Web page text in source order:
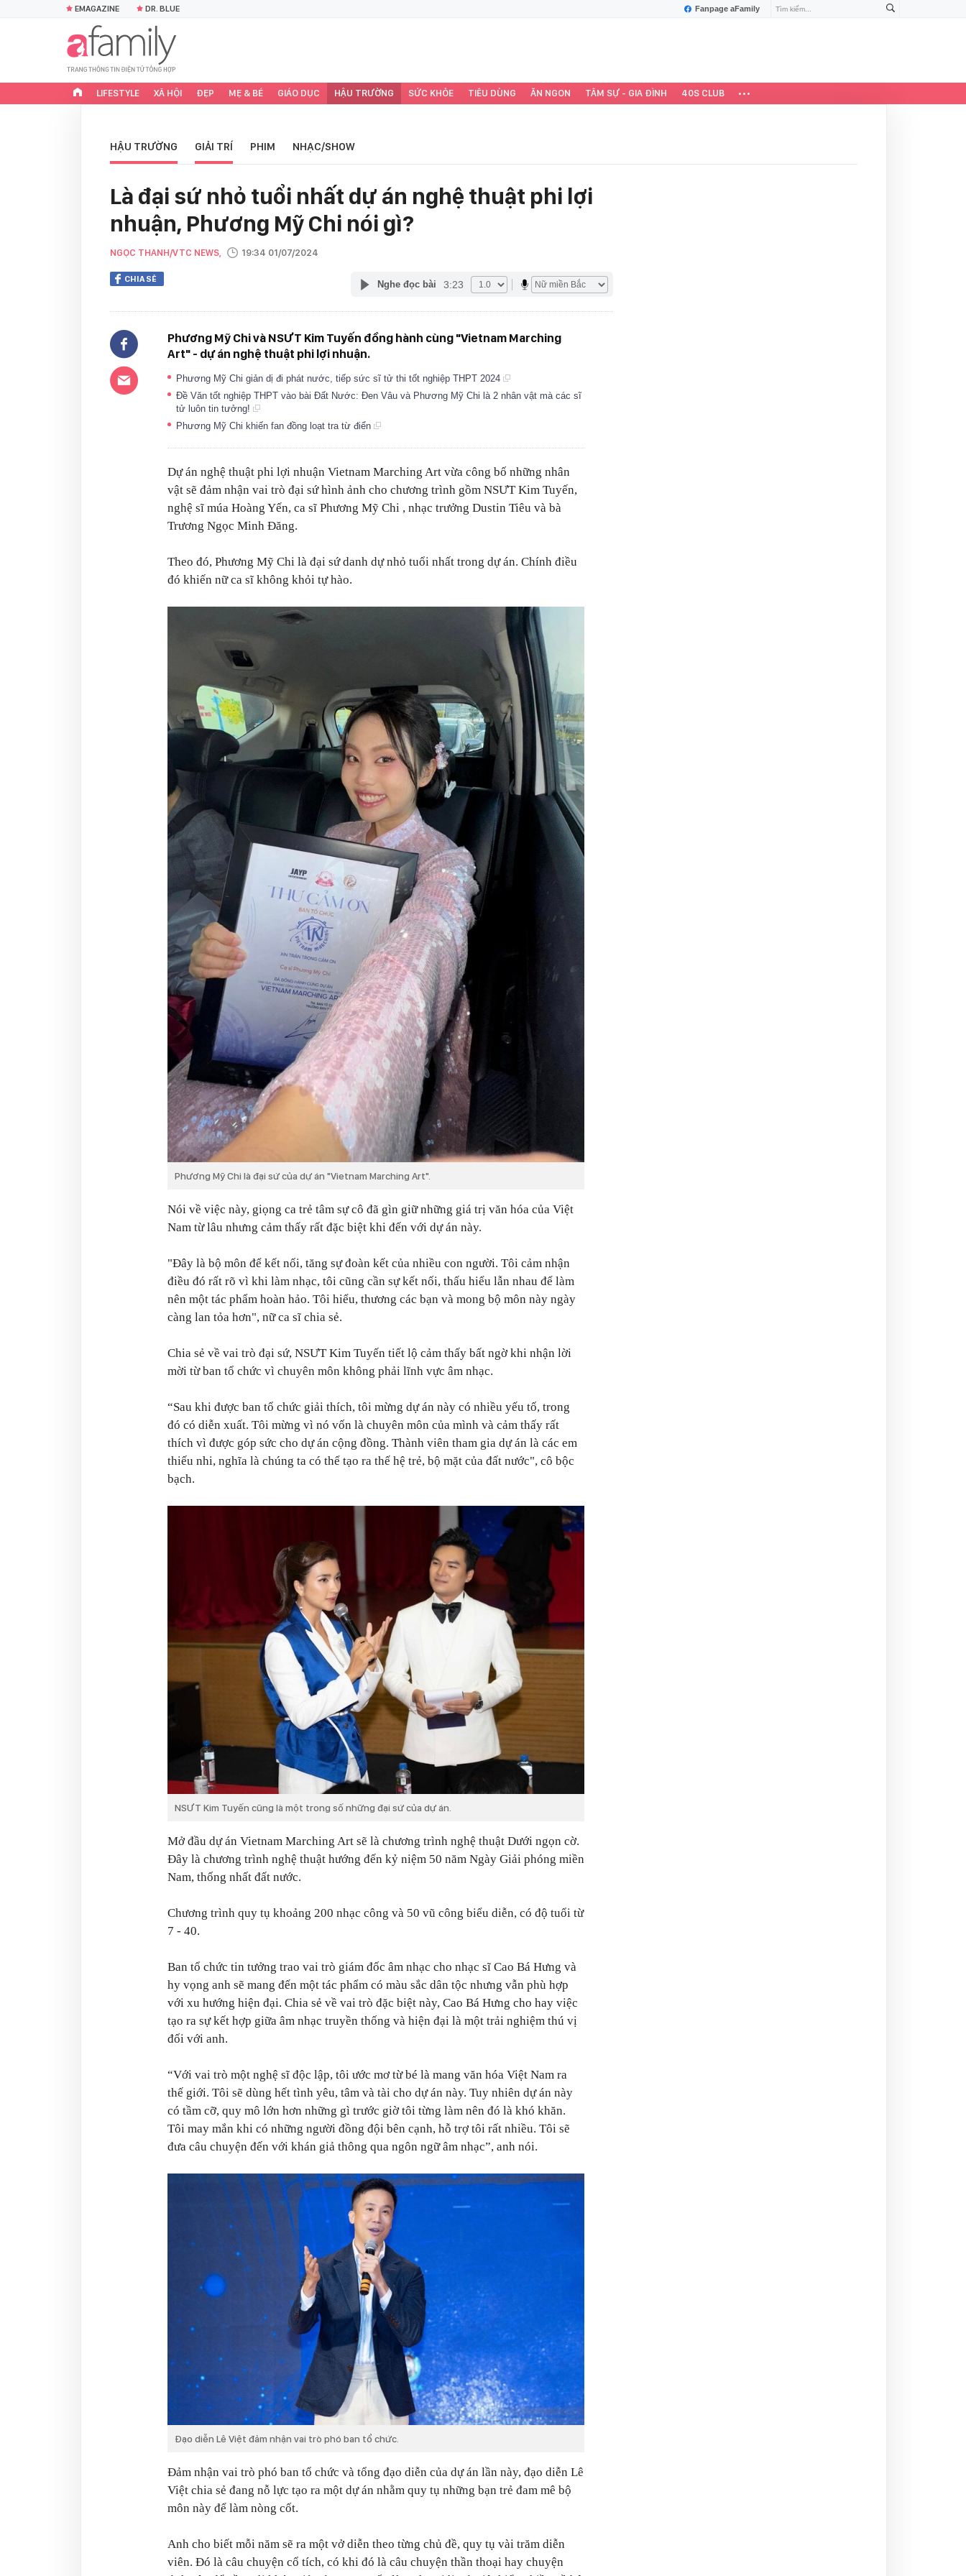
Fanpage aFamily
EMAGAZINE DR. BLUE
LIFESTYLE XÃ HỘI ĐẸP MẸ & BÉ GIÁO DỤC HẬU TRƯỜNG SỨC KHỎE TIÊU DÙNG ĂN NGON TÂM SỰ - GIA ĐÌNH 40S CLUB
HẬU TRƯỜNG GIẢI TRÍ PHIM NHẠC/SHOW
Là đại sứ nhỏ tuổi nhất dự án nghệ thuật phi lợi
nhuận, Phương Mỹ Chi nói gì?
NGỌC THANH/VTC NEWS, 19:34 01/07/2024
CHIA SẺ Nghe đọc bài 3:23
Phương Mỹ Chi và NSƯT Kim Tuyến đồng hành cùng "Vietnam Marching
Art" - dự án nghệ thuật phi lợi nhuận.
Phương Mỹ Chi giản dị đi phát nước, tiếp sức sĩ tử thi tốt nghiệp THPT 2024
Đề Văn tốt nghiệp THPT vào bài Đất Nước: Đen Vâu và Phương Mỹ Chi là 2 nhân vật mà các sĩ
tử luôn tin tưởng!
Phương Mỹ Chi khiến fan đồng loạt tra từ điển
Dự án nghệ thuật phi lợi nhuận Vietnam Marching Art vừa công bố những nhân
vật sẽ đảm nhận vai trò đại sứ hình ảnh cho chương trình gồm NSƯT Kim Tuyến,
nghệ sĩ múa Hoàng Yến, ca sĩ Phương Mỹ Chi , nhạc trưởng Dustin Tiêu và bà
Trương Ngọc Minh Đăng.
Theo đó, Phương Mỹ Chi là đại sứ danh dự nhỏ tuổi nhất trong dự án. Chính điều
đó khiến nữ ca sĩ không khỏi tự hào.
Phương Mỹ Chi là đại sứ của dự án "Vietnam Marching Art".
Nói về việc này, giọng ca trẻ tâm sự cô đã gìn giữ những giá trị văn hóa của Việt
Nam từ lâu nhưng cảm thấy rất đặc biệt khi đến với dự án này.
"Đây là bộ môn để kết nối, tăng sự đoàn kết của nhiều con người. Tôi cảm nhận
điều đó rất rõ vì khi làm nhạc, tôi cũng cần sự kết nối, thấu hiểu lẫn nhau để làm
nên một tác phẩm hoàn hảo. Tôi hiểu, thương các bạn và mong bộ môn này ngày
càng lan tỏa hơn", nữ ca sĩ chia sẻ.
Chia sẻ về vai trò đại sứ, NSƯT Kim Tuyến tiết lộ cảm thấy bất ngờ khi nhận lời
mời từ ban tổ chức vì chuyên môn không phải lĩnh vực âm nhạc.
“Sau khi được ban tổ chức giải thích, tôi mừng dự án này có nhiều yếu tố, trong
đó có diễn xuất. Tôi mừng vì nó vốn là chuyên môn của mình và cảm thấy rất
thích vì được góp sức cho dự án cộng đồng. Thành viên tham gia dự án là các em
thiếu nhi, nghĩa là chúng ta có thể tạo ra thế hệ trẻ, bộ mặt của đất nước", cô bộc
bạch.
NSƯT Kim Tuyến cũng là một trong số những đại sứ của dự án.
Mở đầu dự án Vietnam Marching Art sẽ là chương trình nghệ thuật Dưới ngọn cờ.
Đây là chương trình nghệ thuật hướng đến kỷ niệm 50 năm Ngày Giải phóng miền
Nam, thống nhất đất nước.
Chương trình quy tụ khoảng 200 nhạc công và 50 vũ công biểu diễn, có độ tuổi từ
7 - 40.
Ban tổ chức tin tưởng trao vai trò giám đốc âm nhạc cho nhạc sĩ Cao Bá Hưng và
hy vọng anh sẽ mang đến một tác phẩm có màu sắc dân tộc nhưng vẫn phù hợp
với xu hướng hiện đại. Chia sẻ về vai trò đặc biệt này, Cao Bá Hưng cho hay việc
tạo ra sự kết hợp giữa âm nhạc truyền thống và hiện đại là một trải nghiệm thú vị
đối với anh.
“Với vai trò một nghệ sĩ độc lập, tôi ước mơ từ bé là mang văn hóa Việt Nam ra
thế giới. Tôi sẽ dùng hết tình yêu, tâm và tài cho dự án này. Tuy nhiên dự án này
có tầm cỡ, quy mô lớn hơn những gì trước giờ tôi từng làm nên đó là khó khăn.
Tôi may mắn khi có những người đồng đội bên cạnh, hỗ trợ tôi rất nhiều. Tôi sẽ
đưa câu chuyện đến với khán giả thông qua ngôn ngữ âm nhạc”, anh nói.
Đạo diễn Lê Việt đảm nhận vai trò phó ban tổ chức.
Đảm nhận vai trò phó ban tổ chức và tổng đạo diễn của dự án lần này, đạo diễn Lê
Việt chia sẻ đang nỗ lực tạo ra một dự án nhằm quy tụ những bạn trẻ đam mê bộ
môn này để làm nòng cốt.
Anh cho biết mỗi năm sẽ ra một vở diễn theo từng chủ đề, quy tụ vài trăm diễn
viên. Đó là câu chuyện cổ tích, có khi đó là câu chuyện thần thoại hay chuyện